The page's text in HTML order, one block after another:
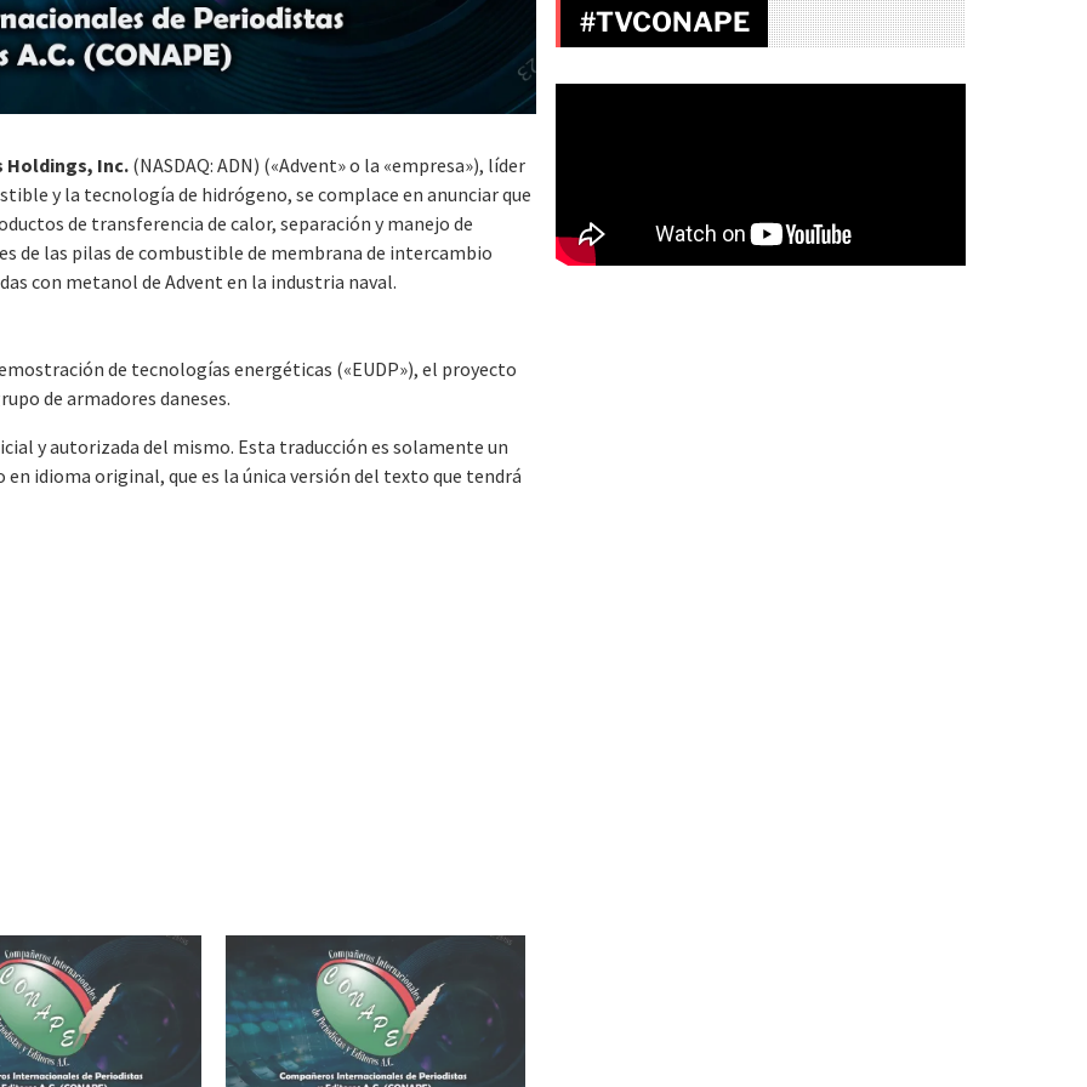
Holdings, Inc. (NASDAQ: ADN) («Advent» o la «empresa»), líder
y la tecnología de hidrógeno, se complace en anunciar que
de transferencia de calor, separación y manejo de
de las pilas de combustible de membrana de intercambio
con metanol de Advent en la industria naval.
de tecnologías energéticas («EUDP»), el proyecto
de armadores daneses.
y autorizada del mismo. Esta traducción es solamente un
idioma original, que es la única versión del texto que tendrá
#TVCONAPE